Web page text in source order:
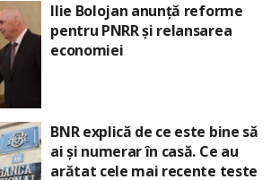
Ilie Bolojan anunță reforme
pentru PNRR și relansarea
economiei
BNR explică de ce este bine să
ai și numerar în casă. Ce au
arătat cele mai recente teste